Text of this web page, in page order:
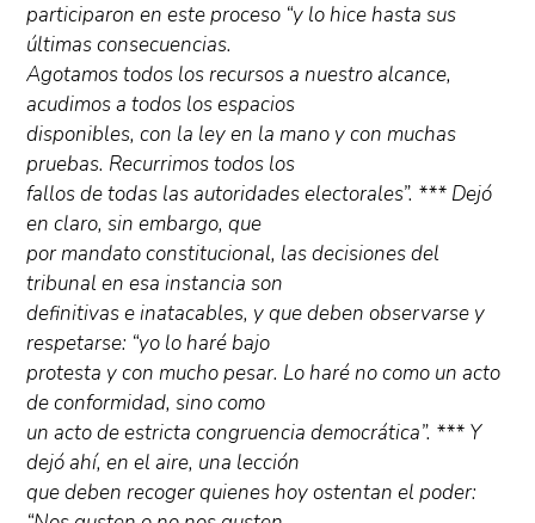
participaron en este proceso “y lo hice hasta sus
últimas consecuencias.
Agotamos todos los recursos a nuestro alcance,
acudimos a todos los espacios
disponibles, con la ley en la mano y con muchas
pruebas. Recurrimos todos los
fallos de todas las autoridades electorales”. *** Dejó
en claro, sin embargo, que
por mandato constitucional, las decisiones del
tribunal en esa instancia son
definitivas e inatacables, y que deben observarse y
respetarse: “yo lo haré bajo
protesta y con mucho pesar. Lo haré no como un acto
de conformidad, sino como
un acto de estricta congruencia democrática”. *** Y
dejó ahí, en el aire, una lección
que deben recoger quienes hoy ostentan el poder: